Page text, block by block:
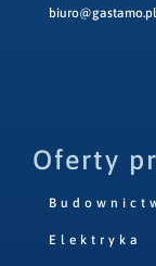
biuro@gastamo.pl
Oferty
Elektryka